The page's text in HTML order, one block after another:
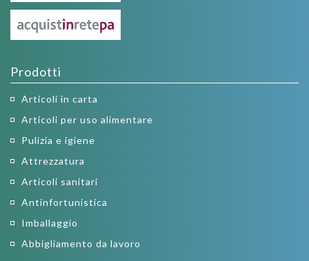
Prodotti
Articoli in carta
Articoli per uso alimentare
Pulizia e igiene
Attrezzatura
Articoli sanitari
Antinfortunistica
Imballaggio
Abbigliamento da lavoro